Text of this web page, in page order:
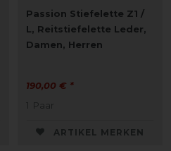
Passion Stiefelette Z1 /
L, Reitstiefelette Leder,
Damen, Herren
190,00 € *
1 Paar
ARTIKEL MERKEN